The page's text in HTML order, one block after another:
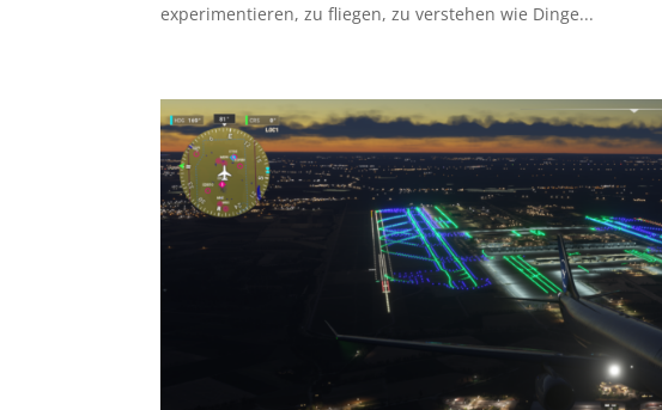
experimentieren, zu fliegen, zu verstehen wie Dinge...